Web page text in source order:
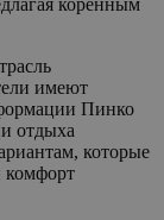
имеют
Пинко
отдыха
которые
комфорт